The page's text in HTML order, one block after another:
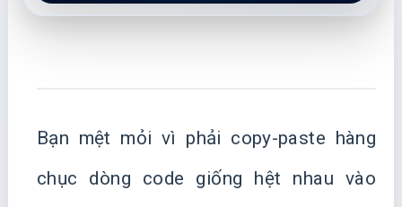
Bạn mệt mỏi vì phải copy-paste hàng
chục dòng code giống hệt nhau vào